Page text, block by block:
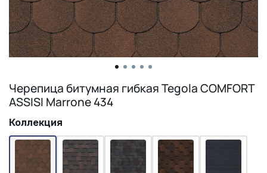
Черепица битумная гибкая Tegola COMFORT
ASSISI Marrone 434
Коллекция